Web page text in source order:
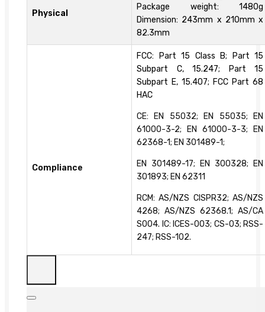
Physical
Package weight: 1480g
Dimension: 243mm x 210mm x
82.3mm
Compliance
FCC: Part 15 Class B; Part 15
Subpart C, 15.247; Part 15
Subpart E, 15.407; FCC Part 68
HAC
CE: EN 55032; EN 55035; EN
61000-3-2; EN 61000-3-3; EN
62368-1; EN 301489-1;
EN 301489-17; EN 300328; EN
301893; EN 62311
RCM: AS/NZS CISPR32; AS/NZS
4268; AS/NZS 62368.1; AS/CA
S004. IC: ICES-003; CS-03; RSS-
247; RSS-102.